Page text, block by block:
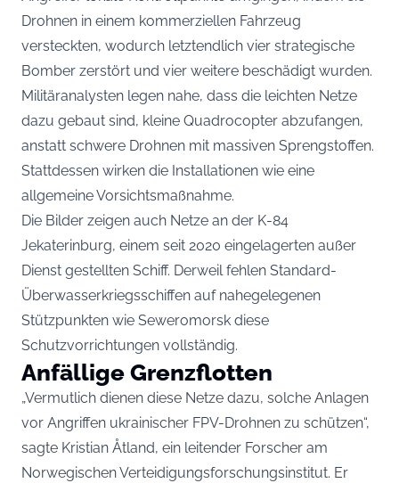
Drohnen in einem kommerziellen Fahrzeug
versteckten, wodurch letztendlich vier strategische
Bomber zerstört und vier weitere beschädigt wurden.
Militäranalysten legen nahe, dass die leichten Netze
dazu gebaut sind, kleine Quadrocopter abzufangen,
anstatt schwere Drohnen mit massiven Sprengstoffen.
Stattdessen wirken die Installationen wie eine
allgemeine Vorsichtsmaßnahme.
Die Bilder zeigen auch Netze an der K-84
Jekaterinburg, einem seit 2020 eingelagerten außer
Dienst gestellten Schiff. Derweil fehlen Standard-
Überwasserkriegsschiffen auf nahegelegenen
Stützpunkten wie Seweromorsk diese
Schutzvorrichtungen vollständig.
Anfällige Grenzflotten
„Vermutlich dienen diese Netze dazu, solche Anlagen
vor Angriffen ukrainischer FPV-Drohnen zu schützen“,
sagte Kristian Åtland, ein leitender Forscher am
Norwegischen Verteidigungsforschungsinstitut. Er